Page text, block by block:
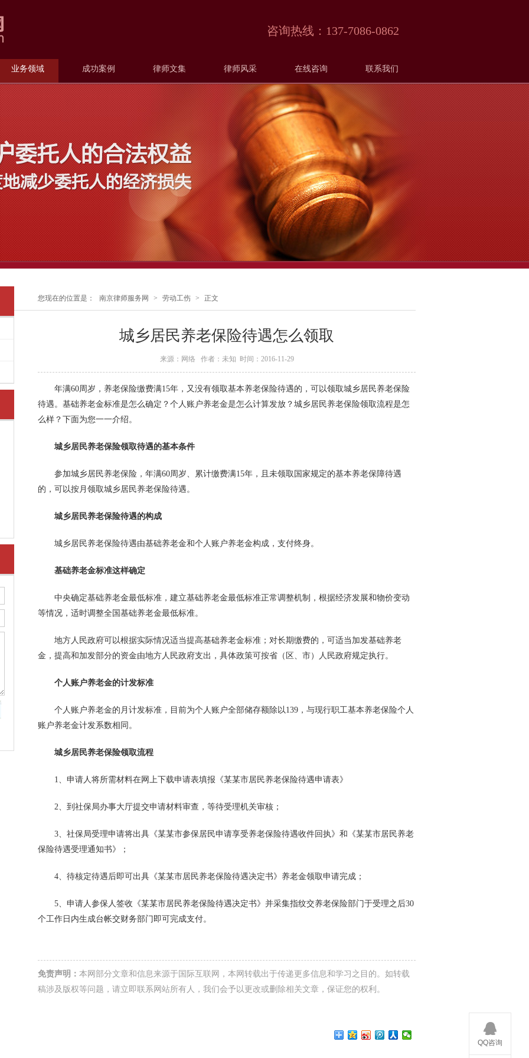
咨询热线： 137-7086-0862
业务领域 成功案例 律师文集 律师风采 在线咨询 联系我们
您现在的位置是： 南京律师服务网 > 劳动工伤 > 正文
城乡居民养老保险待遇怎么领取
来源：网络 作者：未知 时间：2016-11-29
年满60周岁，养老保险缴费满15年，又没有领取基本养老保险待遇的，可以领取城乡居民养老保险
待遇。基础养老金标准是怎么确定？个人账户养老金是怎么计算发放？城乡居民养老保险领取流程是怎
么样？下面为您一一介绍。
城乡居民养老保险领取待遇的基本条件
参加城乡居民养老保险，年满60周岁、累计缴费满15年，且未领取国家规定的基本养老保障待遇
的，可以按月领取城乡居民养老保险待遇。
城乡居民养老保险待遇的构成
城乡居民养老保险待遇由基础养老金和个人账户养老金构成，支付终身。
基础养老金标准这样确定
中央确定基础养老金最低标准，建立基础养老金最低标准正常调整机制，根据经济发展和物价变动
等情况，适时调整全国基础养老金最低标准。
地方人民政府可以根据实际情况适当提高基础养老金标准；对长期缴费的，可适当加发基础养老
金，提高和加发部分的资金由地方人民政府支出，具体政策可按省（区、市）人民政府规定执行。
个人账户养老金的计发标准
个人账户养老金的月计发标准，目前为个人账户全部储存额除以139，与现行职工基本养老保险个人
账户养老金计发系数相同。
城乡居民养老保险领取流程
1、申请人将所需材料在网上下载申请表填报《某某市居民养老保险待遇申请表》
2、到社保局办事大厅提交申请材料审查，等待受理机关审核；
3、社保局受理申请将出具《某某市参保居民申请享受养老保险待遇收件回执》和《某某市居民养老
保险待遇受理通知书》；
4、待核定待遇后即可出具《某某市居民养老保险待遇决定书》养老金领取申请完成；
5、申请人参保人签收《某某市居民养老保险待遇决定书》并采集指纹交养老保险部门于受理之后30
个工作日内生成台帐交财务部门即可完成支付。
免责声明： 本网部分文章和信息来源于国际互联网，本网转载出于传递更多信息和学习之目的。如转载
稿涉及版权等问题，请立即联系网站所有人，我们会予以更改或删除相关文章，保证您的权利。
QQ咨询